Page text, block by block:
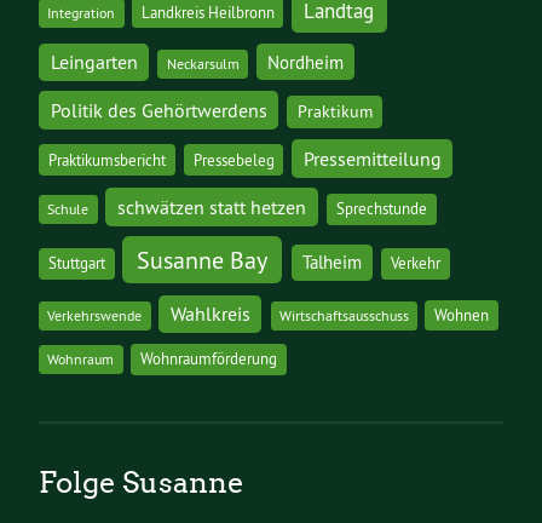
Integration Landkreis Heilbronn Landtag
Leingarten Neckarsulm Nordheim
Politik des Gehörtwerdens Praktikum
Praktikumsbericht Pressebeleg Pressemitteilung
Schule schwätzen statt hetzen Sprechstunde
Stuttgart Susanne Bay Talheim Verkehr
Verkehrswende Wahlkreis Wirtschaftsausschuss Wohnen
Wohnraum Wohnraumförderung
Folge Susanne